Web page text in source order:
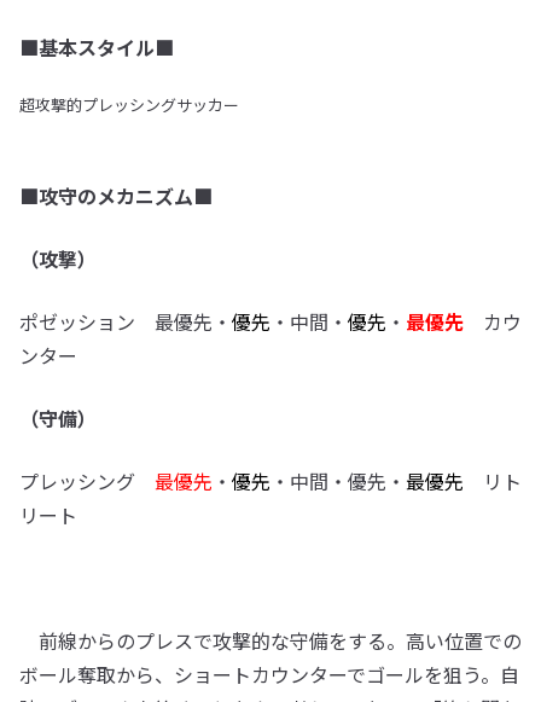
■基本スタイル■
超攻撃的プレッシングサッカー
■攻守のメカニズム■
（攻撃）
ポゼッション 最優先・ 優先 ・中間・ 優先 ・ 最優先 カウ
ンター
（守備）
プレッシング 最優先 ・ 優先 ・中間・優先・ 最優先 リト
リート
前線からのプレスで攻撃的な守備をする。高い位置での
ボール奪取から、ショートカウンターでゴールを狙う。自